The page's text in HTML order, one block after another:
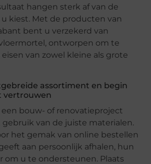
hangen sterk af van de
kiest. Met de producten van
bent u verzekerd van
ontworpen om te
van zowel kleine als grote
assortiment en begin
vertrouwen
een bouw- of renovatieproject
van de juiste materialen.
het gemak van online bestellen
aan persoonlijk afhalen, hun
om u te ondersteunen. Plaats